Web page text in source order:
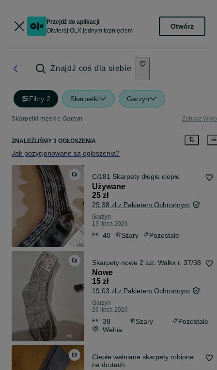
Przejdź do aplikacji
Otwieraj OLX jednym tapnięciem
Otwórz
Znajdź coś dla siebie
Filtry·2 Skarpetki Garzyn
Skarpetki męskie Garzyn Zobacz
ZNALEŹLIŚMY 3 OGŁOSZENIA
Jak pozycjonowane są ogłoszenia?
C/181 Skarpety długie ciepłe
Używane
25 zł
29,38 zł z Pakietem Ochronnym
Garzyn
13 lipca 2026
40 Szary Pozostałe
Skarpety nowe 2 szt. Walkx r. 37/38
Nowe
15 zł
19,03 zł z Pakietem Ochronnym
Garzyn
26 lipca 2026
38 Szary
Pozostałe
Wełna
Ciepłe wełniane skarpety robione
na drutach